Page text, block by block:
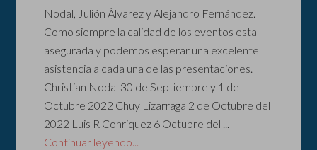
Nodal, Julión Álvarez y Alejandro Fernández.
Como siempre la calidad de los eventos esta
asegurada y podemos esperar una excelente
asistencia a cada una de las presentaciones.
Christian Nodal 30 de Septiembre y 1 de
Octubre 2022 Chuy Lizarraga 2 de Octubre del
2022 Luis R Conriquez 6 Octubre del ...
Continuar leyendo...